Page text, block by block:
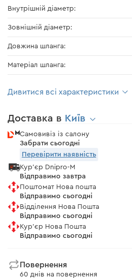
Внутрішній діаметр:
Зовнішній діаметр:
Довжина шланга:
Матеріал шланга:
Дивитися всі характеристики
Доставка в Київ
Самовивіз із салону
Забрати сьогодні
Перевірити наявність
Кур'єр Dnipro-M
Відправимо завтра
Поштомат Нова пошта
Відправимо сьогодні
Відділення Нова Пошта
Відправимо сьогодні
Кур'єр Нова Пошта
Відправимо сьогодні
Повернення
60 днів на повернення